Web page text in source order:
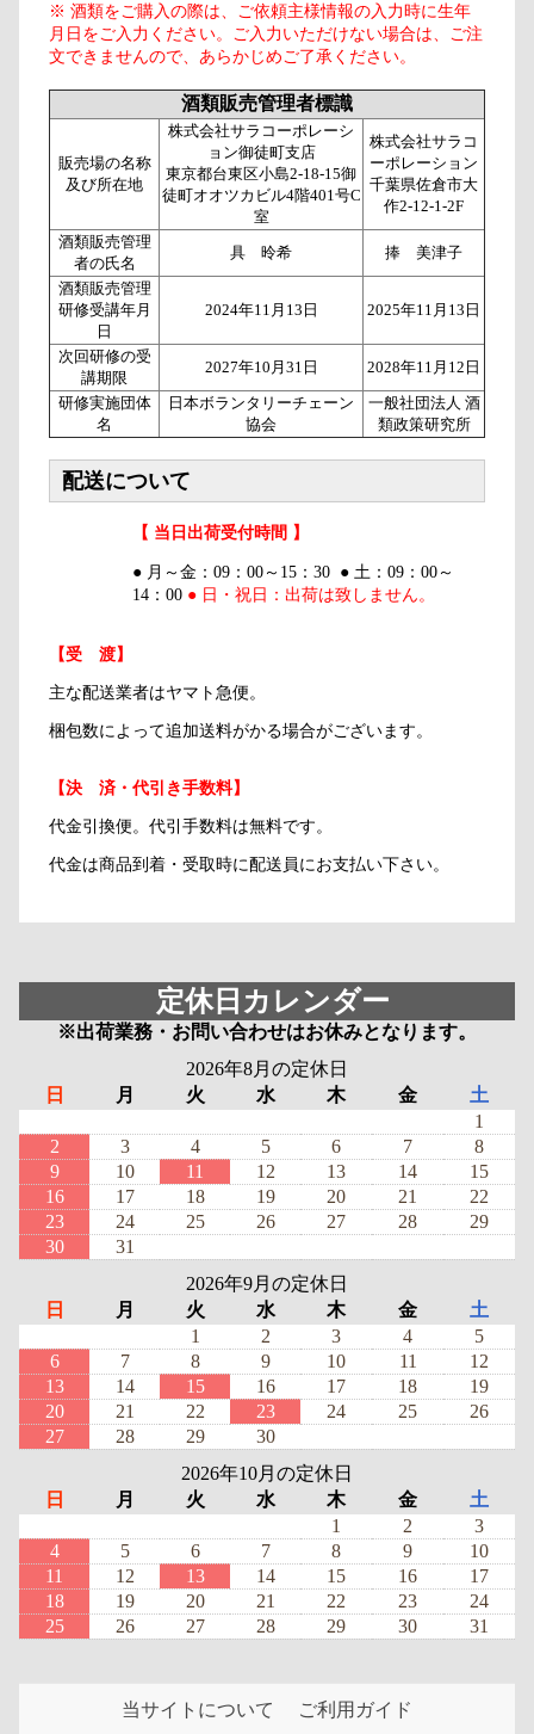
※ 酒類をご購入の際は、ご依頼主様情報の入力時に生年
月日をご入力ください。ご入力いただけない場合は、ご注
文できませんので、あらかじめご了承ください。
酒類販売管理者標識
販売場の名称
及び所在地
株式会社サラコーポレーシ
ョン御徒町支店
東京都台東区小島2-18-15御
徒町オオツカビル4階401号C
室
株式会社サラコ
ーポレーション
千葉県佐倉市大
作2-12-1-2F
酒類販売管理
者の氏名
具 昤希
捧 美津子
酒類販売管理
研修受講年月
日
2024年11月13日 2025年11月13日
次回研修の受
講期限
2027年10月31日
2028年11月12日
研修実施団体
名
日本ボランタリーチェーン
協会
一般社団法人 酒
類政策研究所
配送について
【 当日出荷受付時間 】
● 月～金：09：00～15：30 ● 土：09：00～
14：00 ● 日・祝日：出荷は致しません。
【受 渡】
主な配送業者はヤマト急便。
梱包数によって追加送料がかる場合がございます。
【決 済・代引き手数料】
代金引換便。代引手数料は無料です。
代金は商品到着・受取時に配送員にお支払い下さい。
定休日カレンダー
※出荷業務・お問い合わせはお休みとなります。
2026年8月の定休日
日
月 火 水 木 金
土
1
2
3 4 5 6 7
8
9
10 11 12 13 14
15
16
17 18 19 20 21
22
23
24 25 26 27 28
29
30
31
2026年9月の定休日
日
月 火 水 木 金
土
1
2 3 4
5
6
7 8 9 10 11
12
13
14 15 16 17 18
19
20
21 22 23 24 25
26
27
28 29
30
2026年10月の定休日
日
月 火 水 木 金
土
1
2
3
4
5 6 7 8 9
10
11
12 13 14 15 16
17
18
19 20 21 22 23
24
25
26 27 28 29 30 31
当サイトについて
ご利用ガイド